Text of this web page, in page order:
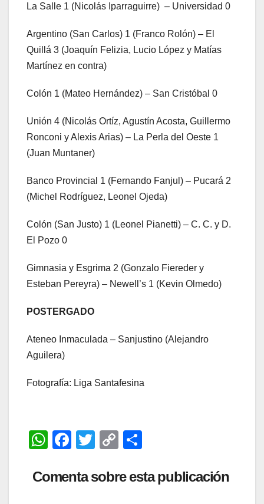
La Salle 1 (Nicolás Iparraguirre) – Universidad 0
Argentino (San Carlos) 1 (Franco Rolón) – El
Quillá 3 (Joaquín Felizia, Lucio López y Matías
Martínez en contra)
Colón 1 (Mateo Hernández) – San Cristóbal 0
Unión 4 (Nicolás Ortíz, Agustín Acosta, Guillermo
Ronconi y Alexis Arias) – La Perla del Oeste 1
(Juan Muntaner)
Banco Provincial 1 (Fernando Fanjul) – Pucará 2
(Michel Rodríguez, Leonel Ojeda)
Colón (San Justo) 1 (Leonel Pianetti) – C. C. y D.
El Pozo 0
Gimnasia y Esgrima 2 (Gonzalo Fiereder y
Esteban Pereyra) – Newell’s 1 (Kevin Olmedo)
POSTERGADO
Ateneo Inmaculada – Sanjustino (Alejandro
Aguilera)
Fotografía: Liga Santafesina
W
at
F
c
T
tt
C
p
m
Comenta sobre esta publicación